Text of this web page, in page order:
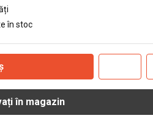
în stoc
în magazin